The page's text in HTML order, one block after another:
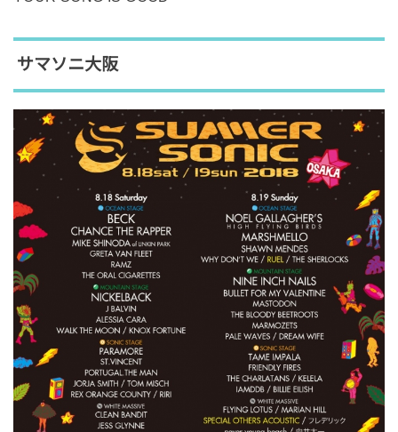
サマソニ大阪